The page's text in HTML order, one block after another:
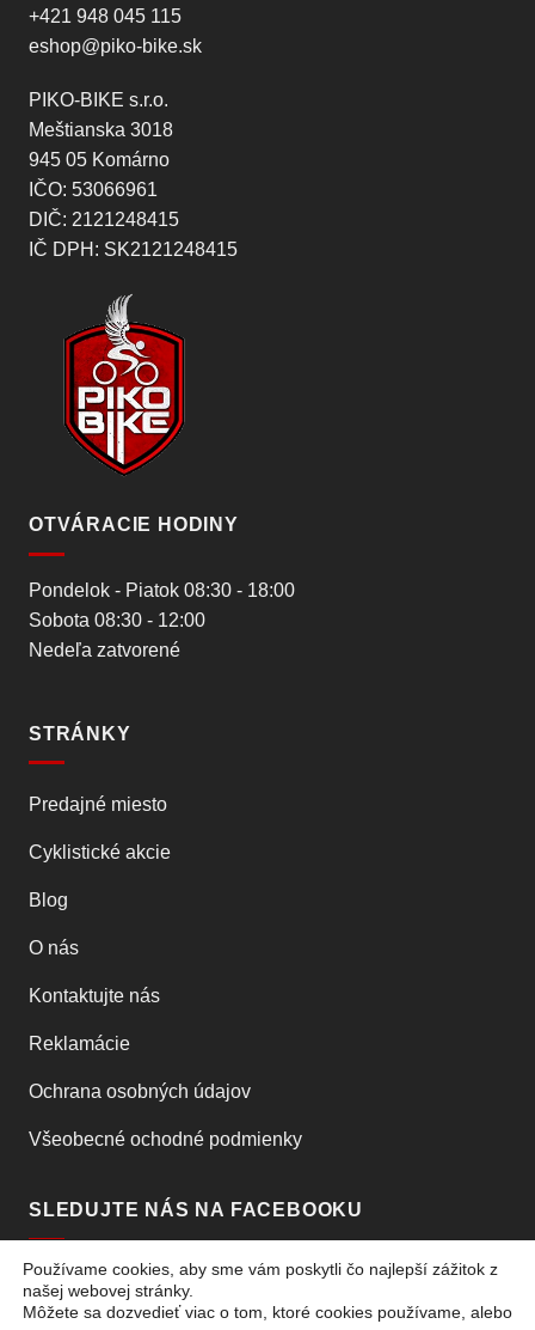
+421 948 045 115
eshop@piko-bike.sk
PIKO-BIKE s.r.o.
Meštianska 3018
945 05 Komárno
IČO: 53066961
DIČ: 2121248415
IČ DPH: SK2121248415
OTVÁRACIE HODINY
Pondelok - Piatok 08:30 - 18:00
Sobota 08:30 - 12:00
Nedeľa zatvorené
STRÁNKY
Predajné miesto
Cyklistické akcie
Blog
O nás
Kontaktujte nás
Reklamácie
Ochrana osobných údajov
Všeobecné ochodné podmienky
SLEDUJTE NÁS NA FACEBOOKU
Používame cookies, aby sme vám poskytli čo najlepší zážitok z
našej webovej stránky.
Môžete sa dozvedieť viac o tom, ktoré cookies používame, alebo